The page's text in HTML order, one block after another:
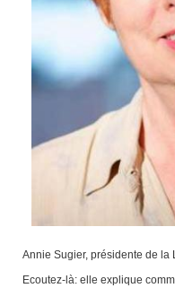
Annie Sugier, présidente de la
Ecoutez-là: elle explique